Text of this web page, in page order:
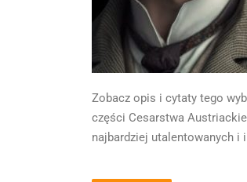
Zobacz opis i cytaty tego
części Cesarstwa
najbardziej utalentowanych i